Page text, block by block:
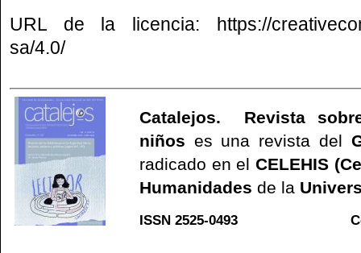
URL de la licencia: https://
sa/4.0/
Catalejos. Revista
niños es una revista del
radicado en el CELEHIS
Humanidades de la
ISSN 2525-0493 C